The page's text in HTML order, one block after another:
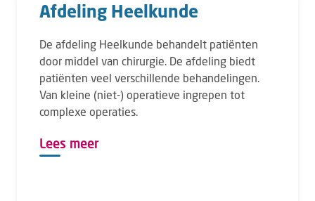
Afdeling Heelkunde
De afdeling Heelkunde behandelt patiënten
door middel van chirurgie. De afdeling biedt
patiënten veel verschillende behandelingen.
Van kleine (niet-) operatieve ingrepen tot
complexe operaties.
Lees meer